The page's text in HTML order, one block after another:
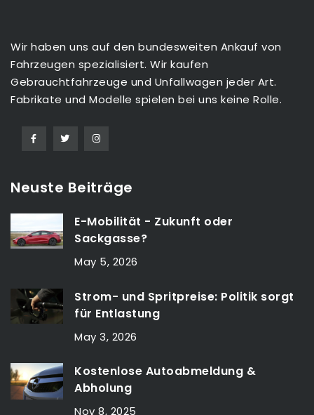
Wir haben uns auf den bundesweiten Ankauf von
Fahrzeugen spezialisiert. Wir kaufen
Gebrauchtfahrzeuge und Unfallwagen jeder Art.
Fabrikate und Modelle spielen bei uns keine Rolle.
Neuste Beiträge
E-Mobilität - Zukunft oder
Sackgasse?
May 5, 2026
Strom- und Spritpreise: Politik sorgt
für Entlastung
May 3, 2026
Kostenlose Autoabmeldung &
Abholung
Nov 8, 2025